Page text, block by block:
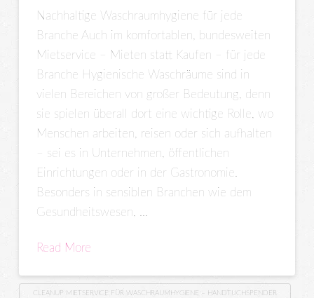
Nachhaltige Waschraumhygiene für jede
Branche Auch im komfortablen, bundesweiten
Mietservice – Mieten statt Kaufen – für jede
Branche Hygienische Waschräume sind in
vielen Bereichen von großer Bedeutung, denn
sie spielen überall dort eine wichtige Rolle, wo
Menschen arbeiten, reisen oder sich aufhalten
– sei es in Unternehmen, öffentlichen
Einrichtungen oder in der Gastronomie.
Besonders in sensiblen Branchen wie dem
Gesundheitswesen, …
Read More
CLEANUP MIETSERVICE FÜR WASCHRAUMHYGIENE – HANDTUCHSPENDER